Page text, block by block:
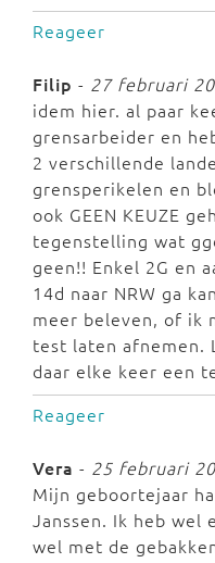
Reageer
Filip - 27 februari
idem hier. al paar
grensarbeider en
2 verschillende
grensperikelen en
ook GEEN KEUZE
tegenstelling wat
geen!! Enkel 2G en
14d naar NRW ga
meer beleven, of ik
test laten afnemen.
daar elke keer een
Reageer
Vera - 25 februari
Mijn geboortejaar
Janssen. Ik heb wel
wel met de